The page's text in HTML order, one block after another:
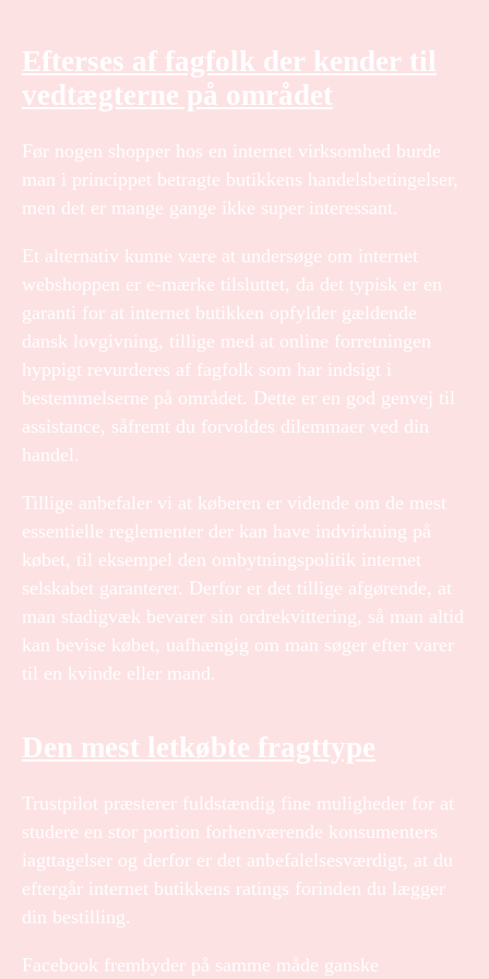
Efterses af fagfolk der kender til
vedtægterne på området
Før nogen shopper hos en internet virksomhed burde
man i princippet betragte butikkens handelsbetingelser,
men det er mange gange ikke super interessant.
Et alternativ kunne være at undersøge om internet
webshoppen er e-mærke tilsluttet, da det typisk er en
garanti for at internet butikken opfylder gældende
dansk lovgivning, tillige med at online forretningen
hyppigt revurderes af fagfolk som har indsigt i
bestemmelserne på området. Dette er en god genvej til
assistance, såfremt du forvoldes dilemmaer ved din
handel.
Tillige anbefaler vi at køberen er vidende om de mest
essentielle reglementer der kan have indvirkning på
købet, til eksempel den ombytningspolitik internet
selskabet garanterer. Derfor er det tillige afgørende, at
man stadigvæk bevarer sin ordrekvittering, så man altid
kan bevise købet, uafhængig om man søger efter varer
til en kvinde eller mand.
Den mest letkøbte fragttype
Trustpilot præsterer fuldstændig fine muligheder for at
studere en stor portion forhenværende konsumenters
iagttagelser og derfor er det anbefalelsesværdigt, at du
eftergår internet butikkens ratings forinden du lægger
din bestilling.
Facebook frembyder på samme måde ganske